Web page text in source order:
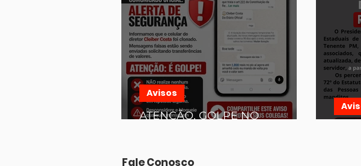
ATENÇÃO, GOLPE NO
Avisos
Fale Conosco